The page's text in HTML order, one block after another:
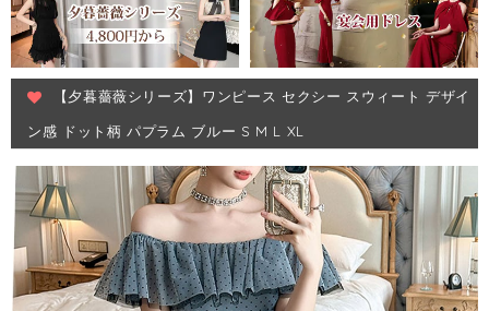
【夕暮薔薇シリーズ】ワンピース セクシー スウィート デザイ
ン感 ドット柄 パプラム ブルー S M L XL